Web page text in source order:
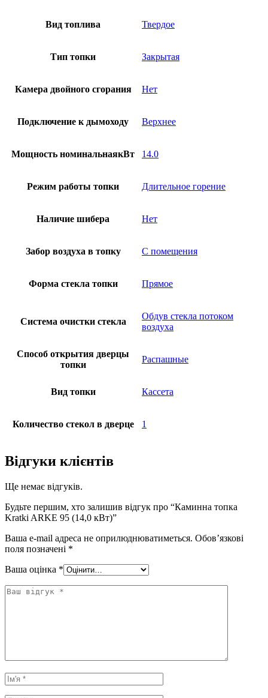
Вид топлива Твердое
Тип топки Закрытая
Камера двойного сгорания Нет
Подключение к дымоходу Верхнее
Мощность номинальнаякВт 14.0
Режим работы топки Длительное горение
Наличие шибера Нет
Забор воздуха в топку С помещения
Форма стекла топки Прямое
Система очистки стекла
Обдув стекла потоком
воздуха
Способ открытия дверцы
топки
Распашные
Вид топки Кассета
Количество стекол в дверце 1
Відгуки клієнтів
Ще немає відгуків.
Будьте першим, хто залишив відгук про “Каминна топка
Kratki ARKE 95 (14,0 кВт)”
Ваша e-mail адреса не оприлюднюватиметься. Обов’язкові
поля позначені *
Ваша оцінка *